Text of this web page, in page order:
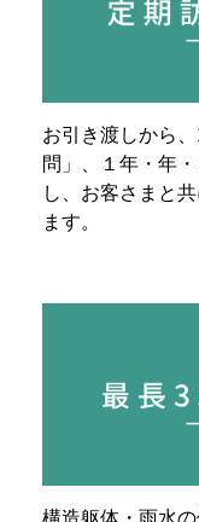
お引き渡しから
問」、１年・年
し、お客さまと
ます。
構造躯体・雨水